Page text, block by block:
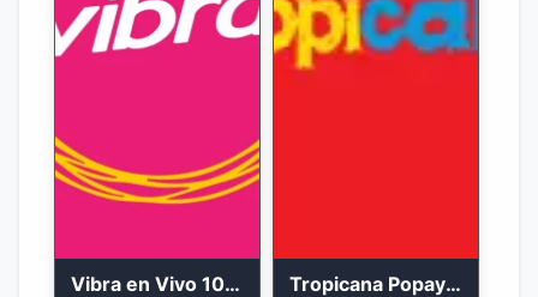
Vibra en Vivo 104.9 FM Bogotá Tropicana Popayán en vivo 106.1 FM